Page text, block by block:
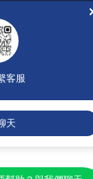
客服
天